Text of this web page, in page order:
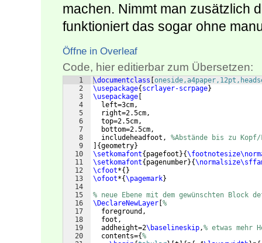
machen. Nimmt man zusätzlich
funktioniert das sogar ohne
Öffne in Overleaf
Code, hier editierbar zum Übersetzen:
1
2
3
4
5
6
7
8
9
10
11
12
13
14
15
16
17
18
19
20
\documentclass [
\usepackage{scrlayer-scrpage}
\usepackage [
  left=3cm,
  right=2.5cm,
  top=2.5cm,
  bottom=2.5cm,
  includeheadfoot,
%Abstände bis zu
] {geometry}
\setkomafont{pagefoot}{
\setkomafont{pagenumber}{
\cfoot*{}
\ofoot*{\pagemark}
% neue Ebene mit dem gewünschten Block
\DeclareNewLayer [%
  foreground,
  foot,
  addheight=2
\baselineskip,% etwas mehr
  contents=
{%